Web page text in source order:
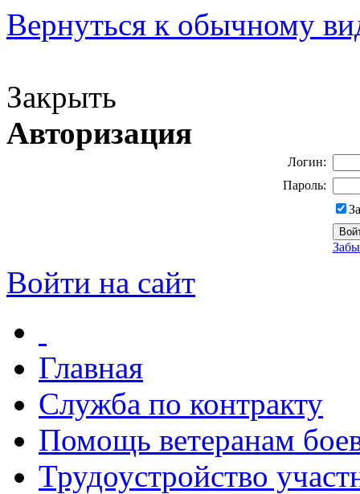
Вернуться к обычному
Закрыть
Авторизация
Логин:
Пароль:
Войти на сайт
Главная
Служба по контракту
Помощь ветеранам
Трудоустройство